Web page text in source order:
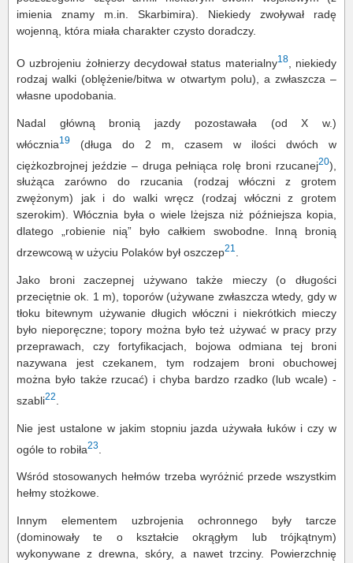
imienia znamy m.in. Skarbimira). Niekiedy zwoływał radę
wojenną, która miała charakter czysto doradczy.
O uzbrojeniu żołnierzy decydował status materialny18, niekiedy
rodzaj walki (oblężenie/bitwa w otwartym polu), a zwłaszcza –
własne upodobania.
Nadal główną bronią jazdy pozostawała (od X w.)
włócznia19
(długa do 2 m, czasem w ilości dwóch w
ciężkozbrojnej jeździe – druga pełniąca rolę broni rzucanej20),
służąca zarówno do rzucania (rodzaj włóczni z grotem
zwężonym) jak i do walki wręcz (rodzaj włóczni z grotem
szerokim). Włócznia była o wiele lżejsza niż późniejsza kopia,
dlatego „robienie nią” było całkiem swobodne. Inną bronią
drzewcową w użyciu Polaków był oszczep21
Jako broni zaczepnej używano także mieczy (o długości
przeciętnie ok. 1 m), toporów (używane zwłaszcza wtedy, gdy w
tłoku bitewnym używanie długich włóczni i niekrótkich mieczy
było nieporęczne; topory można było też używać w pracy przy
przeprawach, czy fortyfikacjach, bojowa odmiana tej broni
nazywana jest czekanem, tym rodzajem broni obuchowej
można było także rzucać) i chyba bardzo rzadko (lub wcale) -
szabli22
Nie jest ustalone w jakim stopniu jazda używała łuków i czy w
ogóle to robiła23
Wśród stosowanych hełmów trzeba wyróżnić przede wszystkim
hełmy stożkowe.
Innym elementem uzbrojenia ochronnego były tarcze
(dominowały te o kształcie okrągłym lub trójkątnym)
wykonywane z drewna, skóry, a nawet trzciny. Powierzchnię